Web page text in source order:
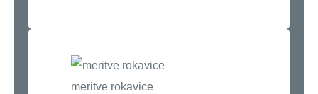
meritve rokavice